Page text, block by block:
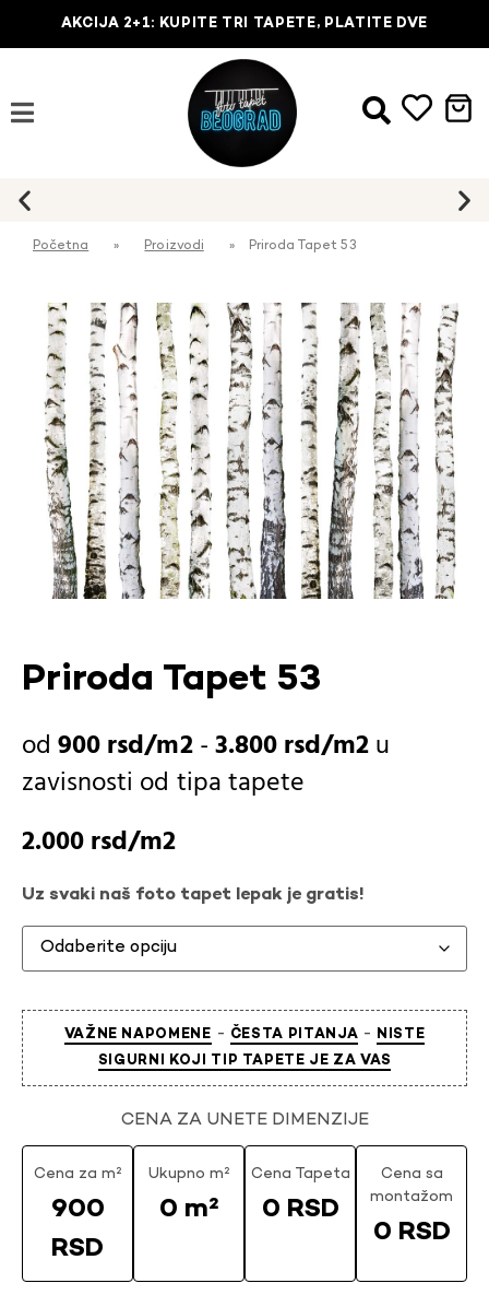
AKCIJA 2+1: KUPITE TRI TAPETE, PLATITE DVE
Početna » Proizvodi » Priroda Tapet 53
Priroda Tapet 53
900rsd -3.800rsd
u
zavisnosti od tipa tapete
2.000rsd
Uz svaki naš foto tapet lepak je gratis!
VAŽNE NAPOMENE - ČESTA PITANJA -
NISTE
SIGURNI KOJI TIP TAPETE JE ZA VAS
CENA ZA UNETE DIMENZIJE
Cena za m²
900
RSD
Ukupno m²
0 m²
Cena Tapeta
0 RSD
Cena sa
montažom
0 RSD